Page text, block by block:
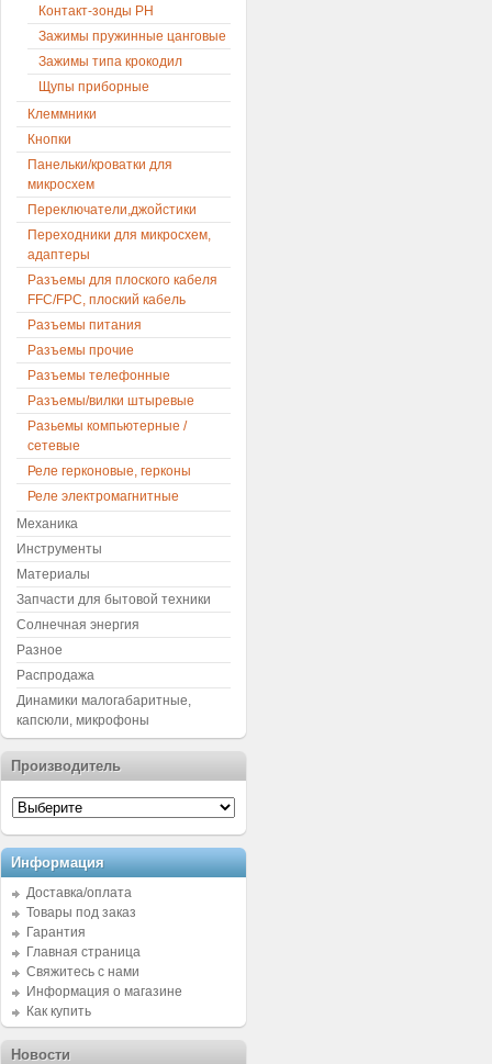
Контакт-зонды PH
Зажимы пружинные цанговые
Зажимы типа крокодил
Щупы приборные
Клеммники
Кнопки
Панельки/кроватки для
микросхем
Переключатели,джойстики
Переходники для микросхем,
адаптеры
Разъемы для плоского кабеля
FFC/FPC, плоский кабель
Разъемы питания
Разъемы прочие
Разъемы телефонные
Разъемы/вилки штыревые
Разьемы компьютерные /
сетевые
Реле герконовые, герконы
Реле электромагнитные
Механика
Инструменты
Материалы
Запчасти для бытовой техники
Солнечная энергия
Разное
Распродажа
Динамики малогабаритные,
капсюли, микрофоны
Производитель
Информация
Доставка/оплата
Товары под заказ
Гарантия
Главная страница
Свяжитесь с нами
Информация о магазине
Как купить
Новости